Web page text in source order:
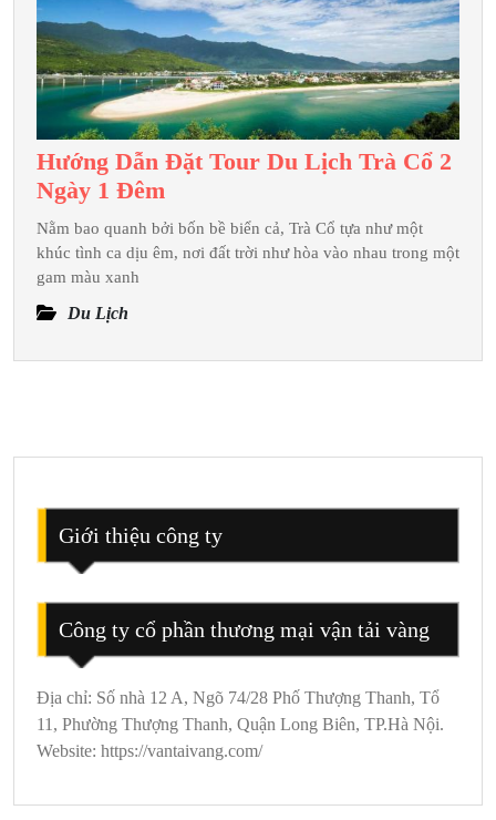
Là
Phổ
Biến
Nhất
Trong
Năm
Hướng Dẫn Đặt Tour Du Lịch Trà Cổ 2
Ngày 1 Đêm
Dẫn
Đặt
Trà
Đêm
Nằm bao quanh bởi bốn bề biển cả, Trà Cổ tựa như một
khúc tình ca dịu êm, nơi đất trời như hòa vào nhau trong một
gam màu xanh
Du Lịch
Giới thiệu công ty
Công ty cổ phần thương mại vận tải vàng
Địa chỉ: Số nhà 12 A, Ngõ 74/28 Phố Thượng Thanh, Tổ
11, Phường Thượng Thanh, Quận Long Biên, TP.Hà Nội.
Website: https://vantaivang.com/